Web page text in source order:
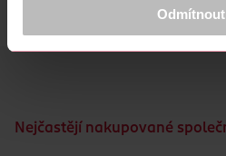
Děkujeme za pochopení. >více o
přirozenost.Výsledek? Přirozený
Nejčastějí nakupované